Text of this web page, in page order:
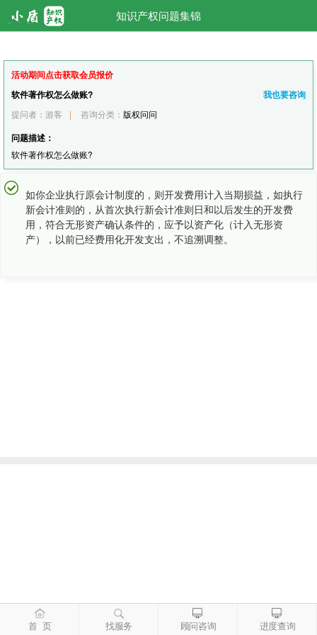
知识产权问题集锦
活动期间点击获取会员报价
软件著作权怎么做账?
我也要咨询
提问者：游客 | 咨询分类： 版权问问
问题描述：
软件著作权怎么做账?
如你企业执行原会计制度的，则开发费用计入当期损益，如执行
新会计准则的，从首次执行新会计准则日和以后发生的开发费
用，符合无形资产确认条件的，应予以资产化（计入无形资
产），以前已经费用化开发支出，不追溯调整。
首 页 找服务 顾问咨询 进度查询